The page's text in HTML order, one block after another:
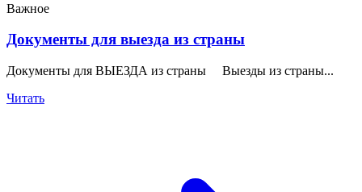
Важное
Документы для выезда из страны
Документы для ВЫЕЗДА из страны Выезды из страны...
Читать